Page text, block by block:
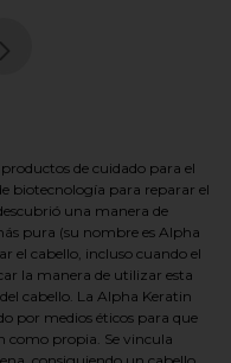
de cuidado para el
biotecnología para reparar el
una manera de
pura (su nombre es Alpha
el cabello, incluso cuando el
la manera de utilizar esta
cabello. La Alpha Keratin
por medios éticos para que
como propia. Se vincula